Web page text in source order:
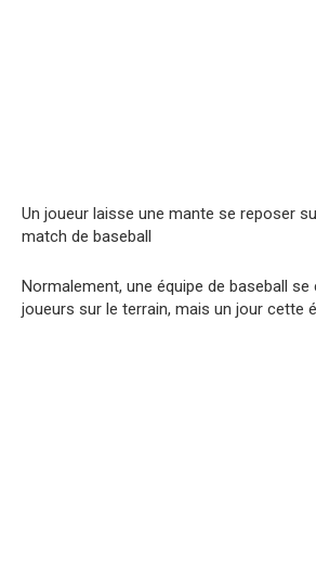
Un joueur laisse une mante se reposer
match de baseball
Normalement, une équipe de baseball
joueurs sur le terrain, mais un jour cette